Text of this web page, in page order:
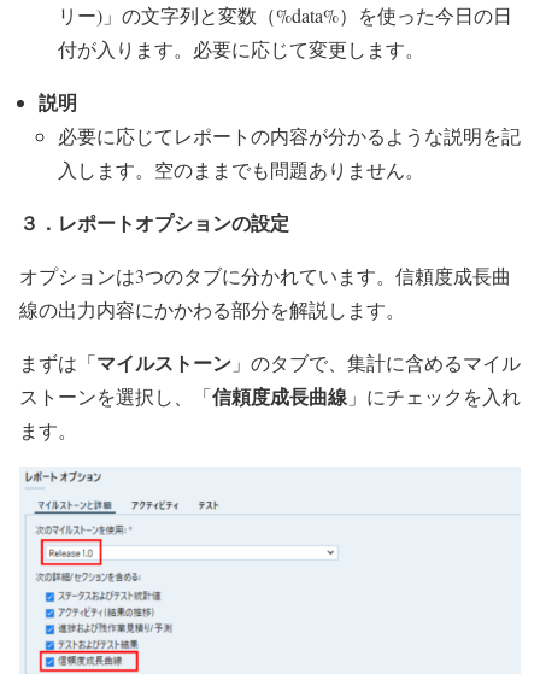
リー)」の文字列と変数（%data%）を使った今日の日
付が入ります。必要に応じて変更します。
説明
必要に応じてレポートの内容が分かるような説明を記
入します。空のままでも問題ありません。
３．レポートオプションの設定
オプションは3つのタブに分かれています。信頼度成長曲
線の出力内容にかかわる部分を解説します。
まずは「マイルストーン 」のタブで、集計に含めるマイル
ストーンを選択し、「信頼度成長曲線 」にチェックを入れ
ます。